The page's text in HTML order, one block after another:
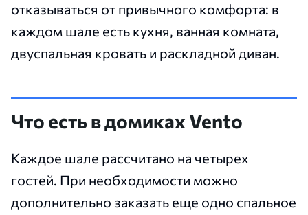
отказываться от привычного комфорта: в
каждом шале есть кухня, ванная комната,
двуспальная кровать и раскладной диван.
Что есть в домиках Vento
Каждое шале рассчитано на четырех
гостей. При необходимости можно
дополнительно заказать еще одно спальное